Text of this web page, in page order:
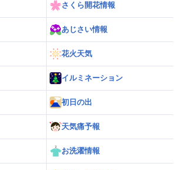
さくら開花情報
あじさい情報
花火天気
イルミネーション
初日の出
天気痛予報
お洗濯情報